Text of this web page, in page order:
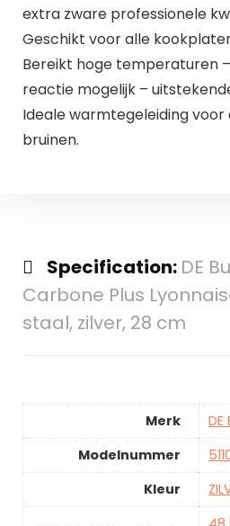
extra zware professionele
Geschikt voor alle
Bereikt hoge temperaturen
reactie mogelijk –
Ideale warmtegeleiding voor
bruinen.
Specification: DE
Carbone Plus
staal, zilver, 28 cm
Merk
DE
Modelnummer
Kleur